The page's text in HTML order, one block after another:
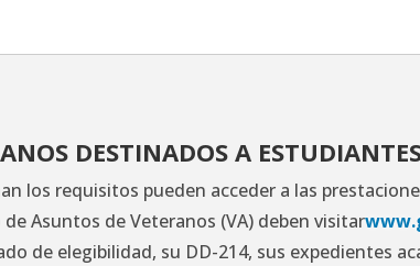
DESTINADOS A
los requisitos pueden acceder a las
Asuntos de Veteranos (VA) deben visitar
de elegibilidad, su DD-214, sus expedientes